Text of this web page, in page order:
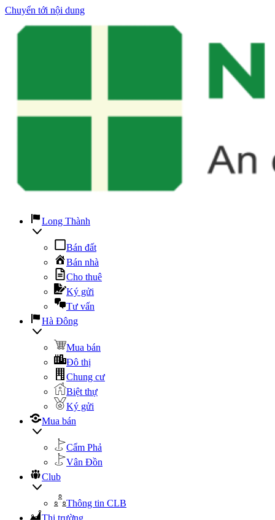
Chuyển tới nội dung
Long Thành
Bán đất
Bán nhà
Cho thuê
Ký gửi
Tư vấn
Hà Đông
Mua bán
Đô thị
Chung cư
Biệt thự
Ký gửi
Mua bán
Cẩm Phả
Vân Đồn
Club
Thông tin CLB
Thị trường